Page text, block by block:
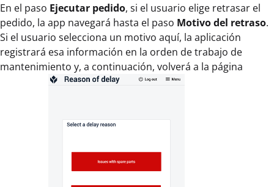
En el paso Ejecutar pedido, si el usuario elige retrasar el
pedido, la app navegará hasta el paso Motivo del retraso.
Si el usuario selecciona un motivo aquí, la aplicación
registrará esa información en la orden de trabajo de
mantenimiento y, a continuación, volverá a la página